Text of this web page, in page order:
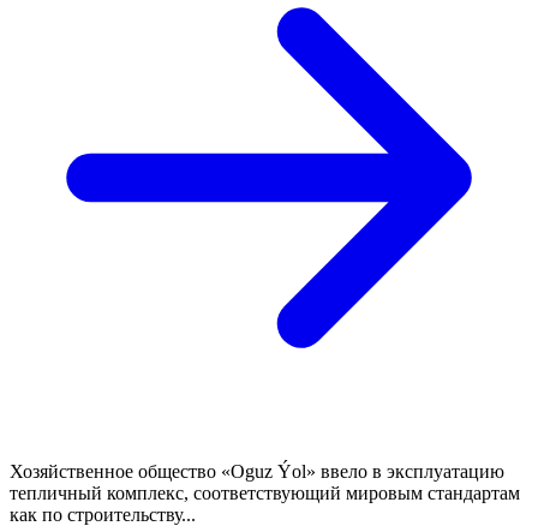
Хозяйственное общество «Oguz Ýol» ввело в эксплуатацию
тепличный комплекс, соответствующий мировым стандартам
как по строительству...